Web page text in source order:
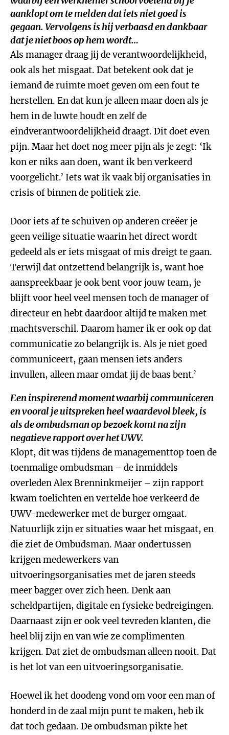
aanklopt om te melden dat iets niet goed is
gegaan. Vervolgens is hij verbaasd en dankbaar
dat je niet boos op hem wordt…
Als manager draag jij de verantwoordelijkheid,
ook als het misgaat. Dat betekent ook dat je
iemand de ruimte moet geven om een fout te
herstellen. En dat kun je alleen maar doen als je
hem in de luwte houdt en zelf de
eindverantwoordelijkheid draagt. Dit doet even
pijn. Maar het doet nog meer pijn als je zegt: ‘Ik
kon er niks aan doen, want ik ben verkeerd
voorgelicht.’ Iets wat ik vaak bij organisaties in
crisis of binnen de politiek zie.
Door iets af te schuiven op anderen creëer je
geen veilige situatie waarin het direct wordt
gedeeld als er iets misgaat of mis dreigt te gaan.
Terwijl dat ontzettend belangrijk is, want hoe
aanspreekbaar je ook bent voor jouw team, je
blijft voor heel veel mensen toch de manager of
directeur en hebt daardoor altijd te maken met
machtsverschil. Daarom hamer ik er ook op dat
communicatie zo belangrijk is. Als je niet goed
communiceert, gaan mensen iets anders
invullen, alleen maar omdat jij de baas bent.’
Een inspirerend moment waarbij communiceren
en vooral je uitspreken heel waardevol bleek, is
als de ombudsman op bezoek komt na zijn
negatieve rapport over het UWV.
Klopt, dit was tijdens de managementtop toen de
toenmalige ombudsman – de inmiddels
overleden Alex Brenninkmeijer – zijn rapport
kwam toelichten en vertelde hoe verkeerd de
UWV-medewerker met de burger omgaat.
Natuurlijk zijn er situaties waar het misgaat, en
die ziet de Ombudsman. Maar ondertussen
krijgen medewerkers van
uitvoeringsorganisaties met de jaren steeds
meer bagger over zich heen. Denk aan
scheldpartijen, digitale en fysieke bedreigingen.
Daarnaast zijn er ook veel tevreden klanten, die
heel blij zijn en van wie ze complimenten
krijgen. Dat ziet de ombudsman alleen nooit. Dat
is het lot van een uitvoeringsorganisatie.
Hoewel ik het doodeng vond om voor een man of
honderd in de zaal mijn punt te maken, heb ik
dat toch gedaan. De ombudsman pikte het